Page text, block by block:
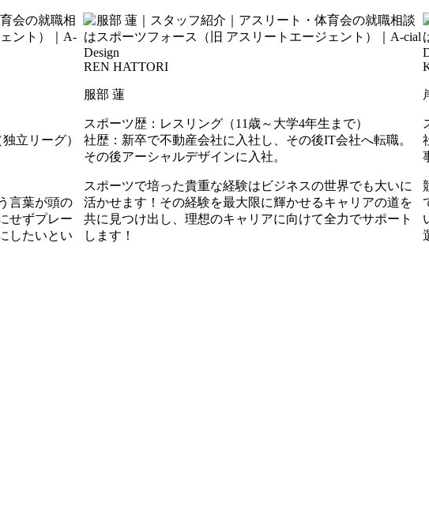
立リーグ）
言葉が頭の
せずプレー
したいとい
REN HATTORI
服部 蓮
スポーツ歴：レスリング（11歳～大学4年生まで）
社歴：新卒で不動産会社に入社し、その後IT会社へ転職。
その後アーシャルデザインに入社。
スポーツで培った貴重な経験はビジネスの世界でも大いに
活かせます！その経験を最大限に輝かせるキャリアの道を
共に見つけ出し、理想のキャリアに向けて全力でサポート
します！